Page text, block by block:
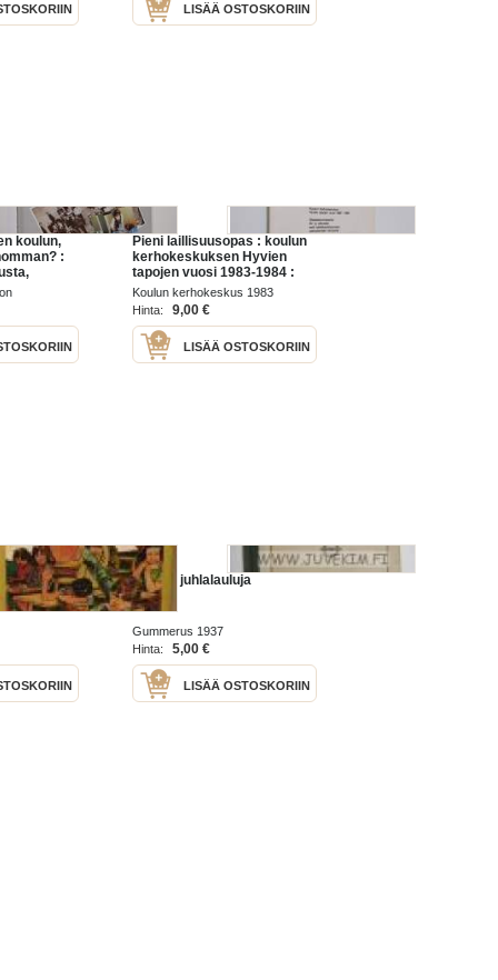
LISÄÄ OSTOSKORIIN
koulun,
:
:
1997
Pieni laillisuusopas : koulun
kerhokeskuksen Hyvien
tapojen vuosi 1983-1984 :
Sisäasiainministeriön ilki- ja
väkivallan sekä
häiriökäyttäytymisen
vastustamisen ka...
Koulun kerhokeskus 1983
Hinta:
9,00 €
LISÄÄ OSTOSKORIIN
Koulun juhlalauluja
Gummerus 1937
Hinta:
5,00 €
LISÄÄ OSTOSKORIIN